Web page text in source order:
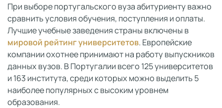
При выборе португальского вуза абитуриенту важно
сравнить условия обучения, поступления и оплаты.
Лучшие учебные заведения страны включены в
мировой рейтинг университетов. Европейские
компании охотнее принимают на работу выпускников
данных вузов. В Португалии всего 125 университетов
и 163 института, среди которых можно выделить 5
наиболее популярных с высоким уровнем
образования.